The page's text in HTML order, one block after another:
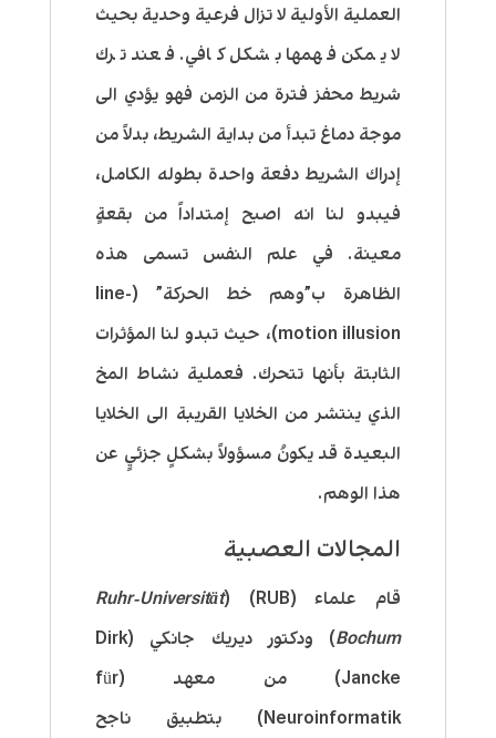
العملية الأولية لا تزال فرعية وحدية بحيث
لا يمكن فهمها بشكل كافي. فعند ترك
شريط محفز فترة من الزمن فهو يؤدي الى
موجة دماغ تبدأ من بداية الشريط، بدلاً من
إدراك الشريط دفعة واحدة بطوله الكامل،
فيبدو لنا انه اصبح إمتداداً من بقعةٍ
معينة. في علم النفس تسمى هذه
الظاهرة ب”وهم خط الحركة” (line-
motion illusion)، حيث تبدو لنا المؤثرات
الثابتة بأنها تتحرك. فعملية نشاط المخ
الذي ينتشر من الخلايا القريبة الى الخلايا
البعيدة قد يكونُ مسؤولاً بشكلٍ جزئيٍ عن
هذا الوهم.
المجالات العصبية
قام علماء (RUB) (
Ruhr-Universität
Bochum
) ودكتور ديريك جانكي (Dirk
Jancke) من معهد (für
Neuroinformatik) بتطبيق ناجح